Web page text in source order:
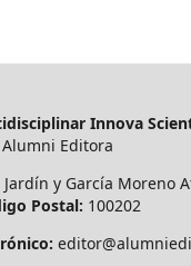
Innova
Editora
Jardín y García Moreno
Postal: 100202